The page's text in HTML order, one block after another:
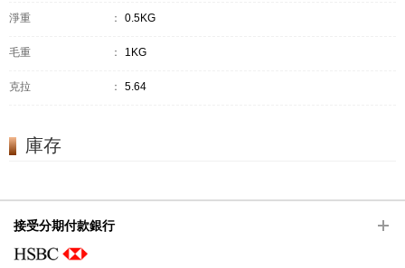
淨重 ： 0.5KG
毛重 ： 1KG
克拉 ： 5.64
庫存
接受分期付款銀行